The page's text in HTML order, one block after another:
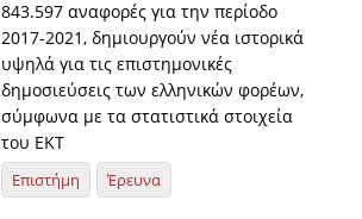
843.597 αναφορές για την περίοδο
2017-2021, δημιουργούν νέα ιστορικά
υψηλά για τις επιστημονικές
δημοσιεύσεις των ελληνικών φορέων,
σύμφωνα με τα στατιστικά στοιχεία
του ΕΚΤ
Επιστήμη Έρευνα